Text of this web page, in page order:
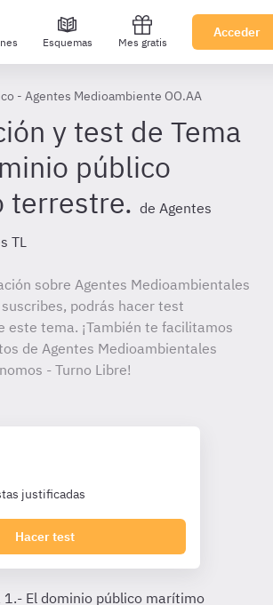
Esquemas Mes gratis
Acceder
- Agentes Medioambiente OO.AA
y test de Tema
público
terrestre. de Agentes
TL
sobre Agentes Medioambientales
podrás hacer test
este tema. ¡También te facilitamos
de Agentes Medioambientales
- Turno Libre!
justificadas
Hacer test